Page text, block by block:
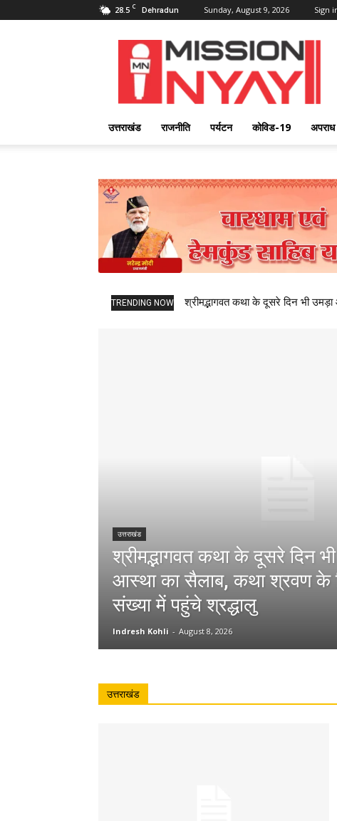
28.5 C Dehradun Sunday, August 9, 2026 Sign
Mission
Nyay
उत्तराखंड राजनीति पर्यटन कोविड-19 अपराध
TRENDING NOW श्रीमद्भागवत कथा के दूसरे दिन भी
उत्तराखंड
श्रीमद्भागवत कथा के दूसरे दिन
आस्था का सैलाब, कथा श्रवण के
संख्या में पहुंचे श्रद्धालु
Indresh Kohli - August 8, 2026
उत्तराखंड